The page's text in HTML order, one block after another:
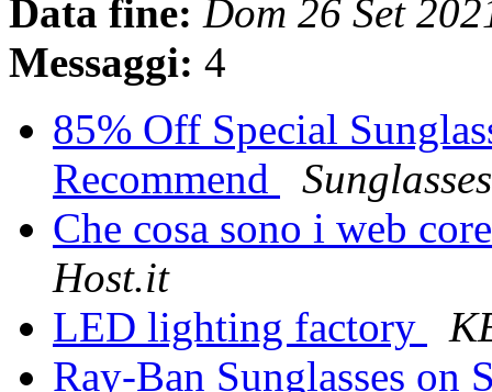
Data fine: Dom 26 Set
Messaggi: 4
85% Off Special
Recommend
Che cosa sono i web
Host.it
LED lighting factory
Ray-Ban Sunglasses